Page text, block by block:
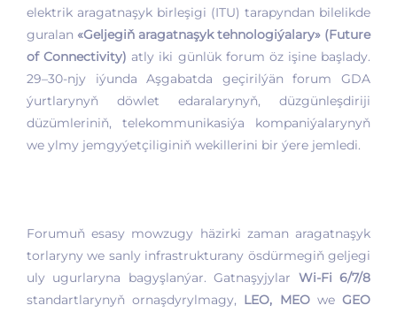
elektrik aragatnaşyk birleşigi (ITU) tarapyndan bilelikde
guralan «Geljegiň aragatnaşyk tehnologiýalary» (Future
of Connectivity) atly iki günlük forum öz işine başlady.
29–30-njy iýunda Aşgabatda geçirilýän forum GDA
ýurtlarynyň döwlet edaralarynyň, düzgünleşdiriji
düzümleriniň, telekommunikasiýa kompaniýalarynyň
we ylmy jemgyýetçiliginiň wekillerini bir ýere jemledi.
Forumuň esasy mowzugy häzirki zaman aragatnaşyk
torlaryny we sanly infrastrukturany ösdürmegiň geljegi
uly ugurlaryna bagyşlanýar. Gatnaşyjylar Wi-Fi 6/7/8
standartlarynyň ornaşdyrylmagy, LEO, MEO weGEO